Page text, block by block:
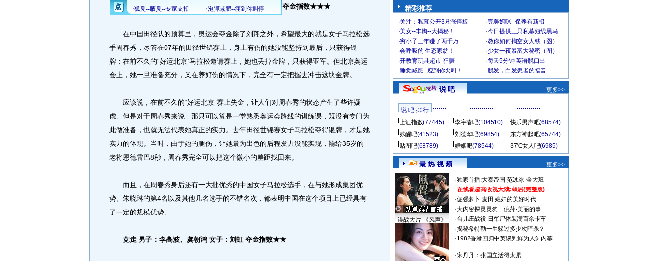
夺金指数★★★
在中国田径队的预算里，奥运会夺金除了刘翔之外，希望最大的就是女子马拉松选
手周春秀，尽管在07年的田径世锦赛上，身上有伤的她没能坚持到最后，只获得银
牌；在前不久的“好运北京”马拉松邀请赛上，她也丢掉金牌，只获得亚军。但北京奥运
会上，她一旦准备充分，又在养好伤的情况下，完全有一定把握去冲击这块金牌。
应该说，在前不久的“好运北京”赛上失金，让人们对周春秀的状态产生了些许疑
虑。但是对于周春秀来说，那只可以算是一堂熟悉奥运会路线的训练课，既没有专门为
此做准备，也就无法代表她真正的实力。去年田径世锦赛女子马拉松夺得银牌，才是她
实力的体现。当时，由于她的腿伤，让她最为出色的后程发力没能实现，输给35岁的
老将恩德雷巴8秒，周春秀完全可以把这个微小的差距找回来。
而且，在周春秀身后还有一大批优秀的中国女子马拉松选手，在与她形成集团优
势。朱晓琳的第4名以及其他几名选手的不错名次，都表明中国在这个项目上已经具有
了一定的规模优势。
竞走 男子：李高波、虞朝鸿 女子：刘虹 夺金指数★★
精彩推荐
·关注：私幕公开3只涨停板 ·完美妈咪--保养有新招
·美女--丰胸--大揭秘！ ·今日提供三只私幕短线黑马
·穷小子三年赚了两千万 ·教你如何掏空女人钱（图）
·会呼吸的 生态家纺！ ·少女一夜暴富大秘密（图）
·开教育玩具超市-狂赚 ·每天5分钟 英语脱口出
·睡觉减肥--瘦到你尖叫！ · 脱发，白发患者的福音
说 吧 更多>>
说 吧 排 行
上证指数(77445) 李宇春吧(104510) 快乐男声吧(68574)
苏醒吧(41523) 刘德华吧(69854) 东方神起吧(65744)
贴图吧(68789) 婚姻吧(78544) 37℃女人吧(6985)
最 热 视 频 更多>>
谍战大片-《风声》
·独家首播:大秦帝国 范冰冰-金大班
·在线看超高收视大戏:蜗居(完整版)
·倔强萝卜 麦田 媳妇的美好时代
·大内密探灵灵狗
倪萍-美丽的事
·台儿庄战役 日军尸体装满百余卡车
·揭秘希特勒一生躲过多少次暗杀？
·1982香港回归中英谈判鲜为人知内幕
·宋丹丹：张国立活得太累